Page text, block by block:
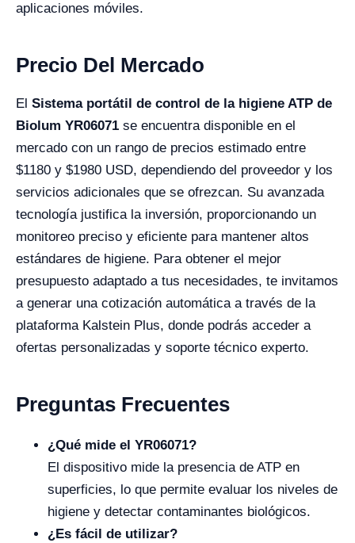
aplicaciones móviles.
Precio Del Mercado
El Sistema portátil de control de la higiene ATP de
Biolum YR06071 se encuentra disponible en el
mercado con un rango de precios estimado entre
$1180 y $1980 USD, dependiendo del proveedor y los
servicios adicionales que se ofrezcan. Su avanzada
tecnología justifica la inversión, proporcionando un
monitoreo preciso y eficiente para mantener altos
estándares de higiene. Para obtener el mejor
presupuesto adaptado a tus necesidades, te invitamos
a generar una cotización automática a través de la
plataforma Kalstein Plus, donde podrás acceder a
ofertas personalizadas y soporte técnico experto.
Preguntas Frecuentes
¿Qué mide el YR06071?
El dispositivo mide la presencia de ATP en
superficies, lo que permite evaluar los niveles de
higiene y detectar contaminantes biológicos.
¿Es fácil de utilizar?